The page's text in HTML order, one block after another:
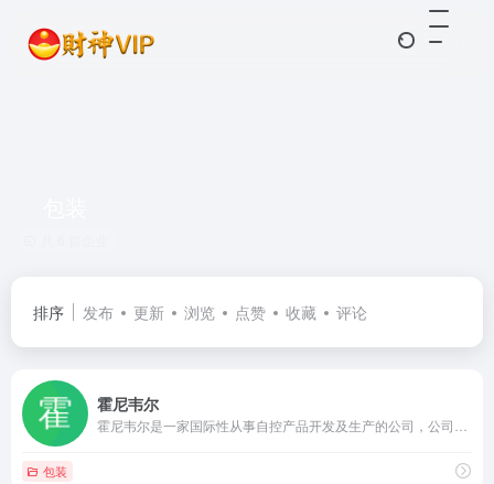
排序 发布 更新 浏览 点赞 收藏 评论
霍尼韦尔
包装